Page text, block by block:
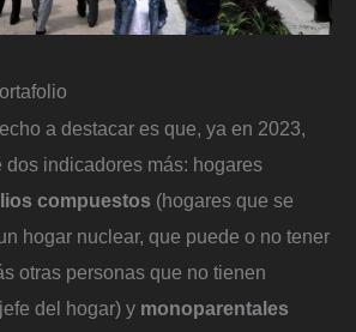
a destacar es que, ya en 2023,
dos indicadores más: hogares
compuestos (hogares que se
hogar nuclear, que puede o no tener
otras personas que no tienen
del hogar) y monoparentales